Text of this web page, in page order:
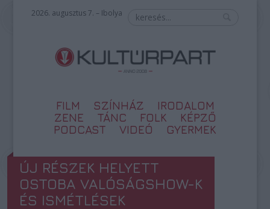
2026. augusztus 7. – Ibolya
FILM SZÍNHÁZ
IRODALOM
ZENE
TÁNC FOLK
KÉPZŐ
PODCAST
VIDEÓ GYERMEK
ÚJ RÉSZEK HELYETT
OSTOBA VALÓSÁGSHOW-K
ÉS ISMÉTLÉSEK